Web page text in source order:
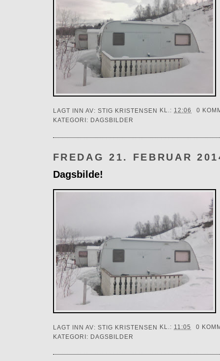
LAGT INN AV: STIG KRISTENSEN KL.: 12:06
0
KATEGORI: DAGSBILDER
FREDAG 21. FEBRUAR
Dagsbilde!
LAGT INN AV: STIG KRISTENSEN KL.: 11:05
0
KATEGORI: DAGSBILDER